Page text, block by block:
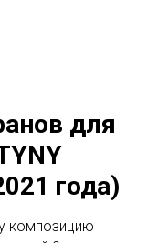
для
года)
композицию